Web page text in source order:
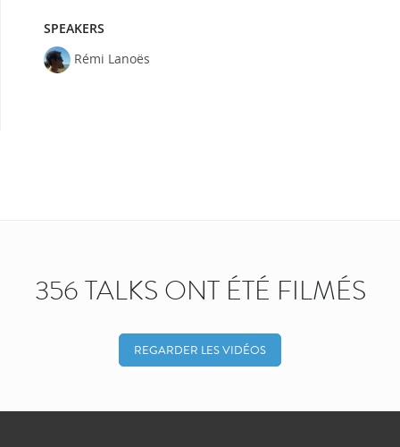
SPEAKERS
Rémi Lanoës
356 TALKS ONT ÉTÉ FILMÉS
REGARDER LES VIDÉOS